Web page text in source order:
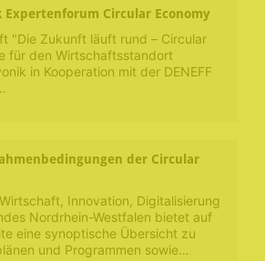
Expertenforum Circular Economy
"Die Zukunft läuft rund – Circular
für den Wirtschaftsstandort
in Kooperation mit der DENEFF
der Circular
Innovation, Digitalisierung
Nordrhein-Westfalen bietet auf
eine synoptische Übersicht zu
und Programmen sowie…